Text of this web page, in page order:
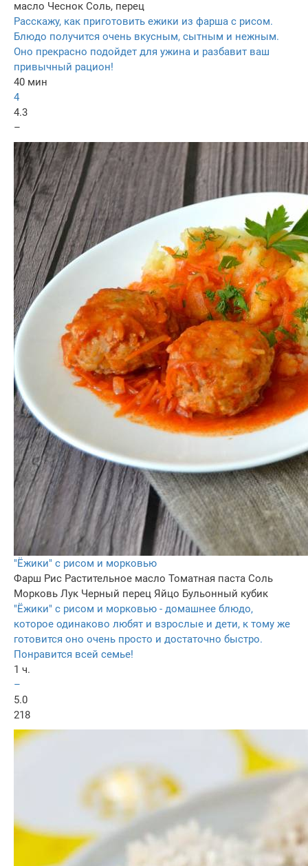
масло Чеснок Соль, перец
Расскажу, как приготовить ежики из фарша с рисом.
Блюдо получится очень вкусным, сытным и нежным.
Оно прекрасно подойдет для ужина и разбавит ваш
привычный рацион!
40 мин
4
4.3
–
"Ёжики" с рисом и морковью
Фарш Рис Растительное масло Томатная паста Соль
Морковь Лук Черный перец Яйцо Бульонный кубик
"Ёжики" с рисом и морковью - домашнее блюдо,
которое одинаково любят и взрослые и дети, к тому же
готовится оно очень просто и достаточно быстро.
Понравится всей семье!
1 ч.
–
5.0
218